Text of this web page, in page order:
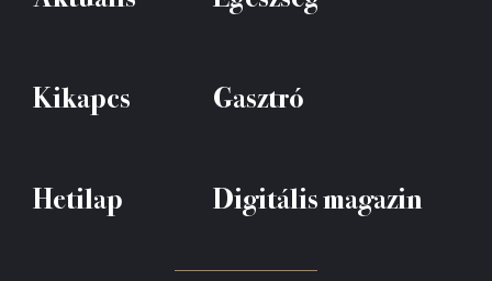
Kikapcs Gasztró
Hetilap Digitális magazin